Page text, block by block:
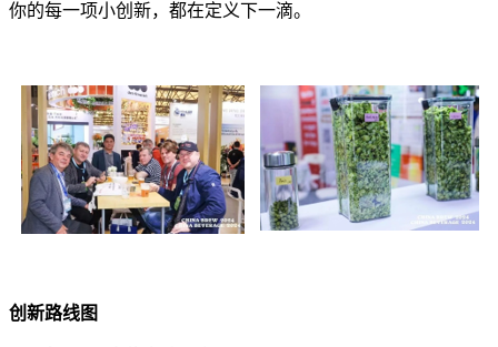
你的每一项小创新，都在定义下一滴。
创新路线图